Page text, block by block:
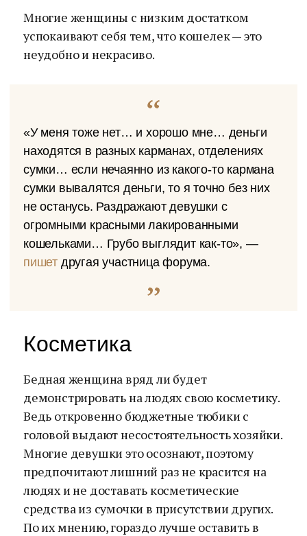
Многие женщины с низким достатком
успокаивают себя тем, что кошелек — это
неудобно и некрасиво.
«У меня тоже нет… и хорошо мне… деньги
находятся в разных карманах, отделениях
сумки… если нечаянно из какого-то кармана
сумки вывалятся деньги, то я точно без них
не останусь. Раздражают девушки с
огромными красными лакированными
кошельками… Грубо выглядит как-то», —
пишет другая участница форума.
Косметика
Бедная женщина вряд ли будет
демонстрировать на людях свою косметику.
Ведь откровенно бюджетные тюбики с
головой выдают несостоятельность хозяйки.
Многие девушки это осознают, поэтому
предпочитают лишний раз не красится на
людях и не доставать косметические
средства из сумочки в присутствии других.
По их мнению, гораздо лучше оставить в